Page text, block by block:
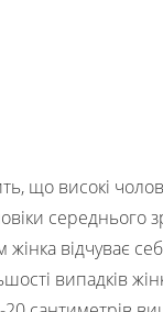
що високі
середнього
жінка відчуває
випадків